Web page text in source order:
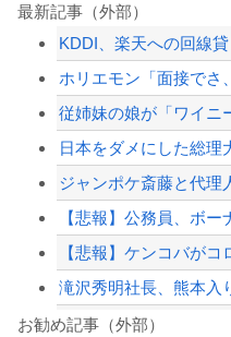
最新記事（外部）
KDDI、楽天への回線
ショートスリーパー堀
お勧め記事（外部）